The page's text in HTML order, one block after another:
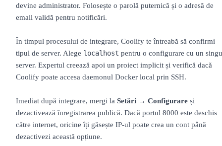
devine administrator. Folosește o parolă puternică și o adresă de
email validă pentru notificări.
În timpul procesului de integrare, Coolify te întreabă să confirmi
tipul de server. Alege localhost pentru o configurare cu un
server. Expertul creează apoi un proiect implicit și verifică dacă
Coolify poate accesa daemonul Docker local prin SSH.
Imediat după integrare, mergi la Setări → Configurare și
dezactivează înregistrarea publică. Dacă portul 8000 este deschis
către internet, oricine îți găsește IP-ul poate crea un cont până
dezactivezi această opțiune.